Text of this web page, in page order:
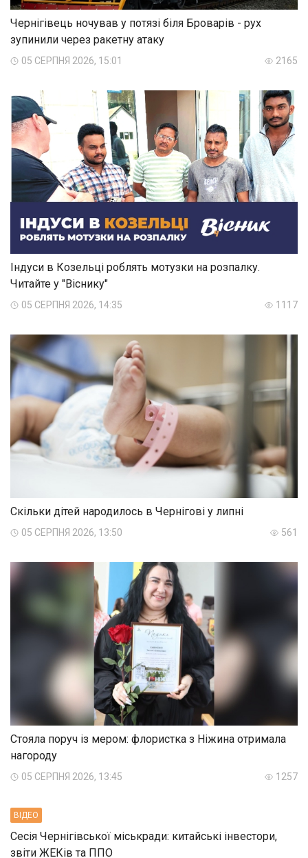
Чернігівець ночував у потязі біля Броварів - рух
зупинили через ракетну атаку
05 СЕРПНЯ 2026, 15:01 2165
Індуси в Козельці роблять мотузки на розпалку.
Читайте у "Віснику"
05 СЕРПНЯ 2026, 14:35 1117
Скільки дітей народилось в Чернігові у липні
05 СЕРПНЯ 2026, 13:50 561
Стояла поруч із мером: флористка з Ніжина отримала
нагороду
05 СЕРПНЯ 2026, 13:45 1257
ВIДЕО
Сесія Чернігівської міськради: китайські інвестори,
звіти ЖЕКів та ППО